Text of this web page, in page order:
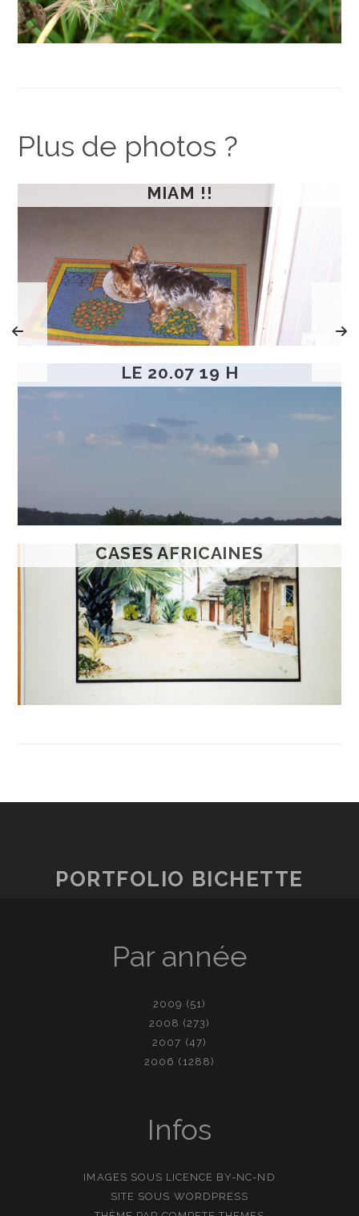
Plus de photos ?
MIAM !!
LE 20.07 19 H
CASES AFRICAINES
PORTFOLIO BICHETTE
Par année
2009 (51)
2008 (273)
2007 (47)
2006 (1288)
Infos
IMAGES SOUS LICENCE BY-NC-ND
SITE SOUS WORDPRESS